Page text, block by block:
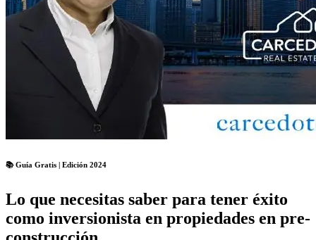
📚 Guía Gratis | Edición 2024
Lo que necesitas saber para tener éxito
como inversionista en propiedades en pre-